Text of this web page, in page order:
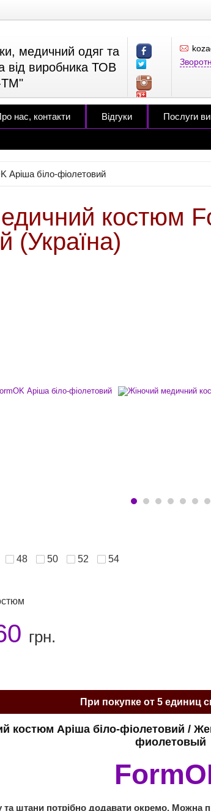
медичний одяг та
від виробника ТОВ
ТМ"
нас, контакти Відгуки Послуги
Аріша біло-фіолетовий
костюм
(Україна)
48 50 52 54
грн.
При покупке от 5 единиц
костюм Аріша біло-фіолетовий /
фиолетовый
та штани потрібно додавати окремо. Можна